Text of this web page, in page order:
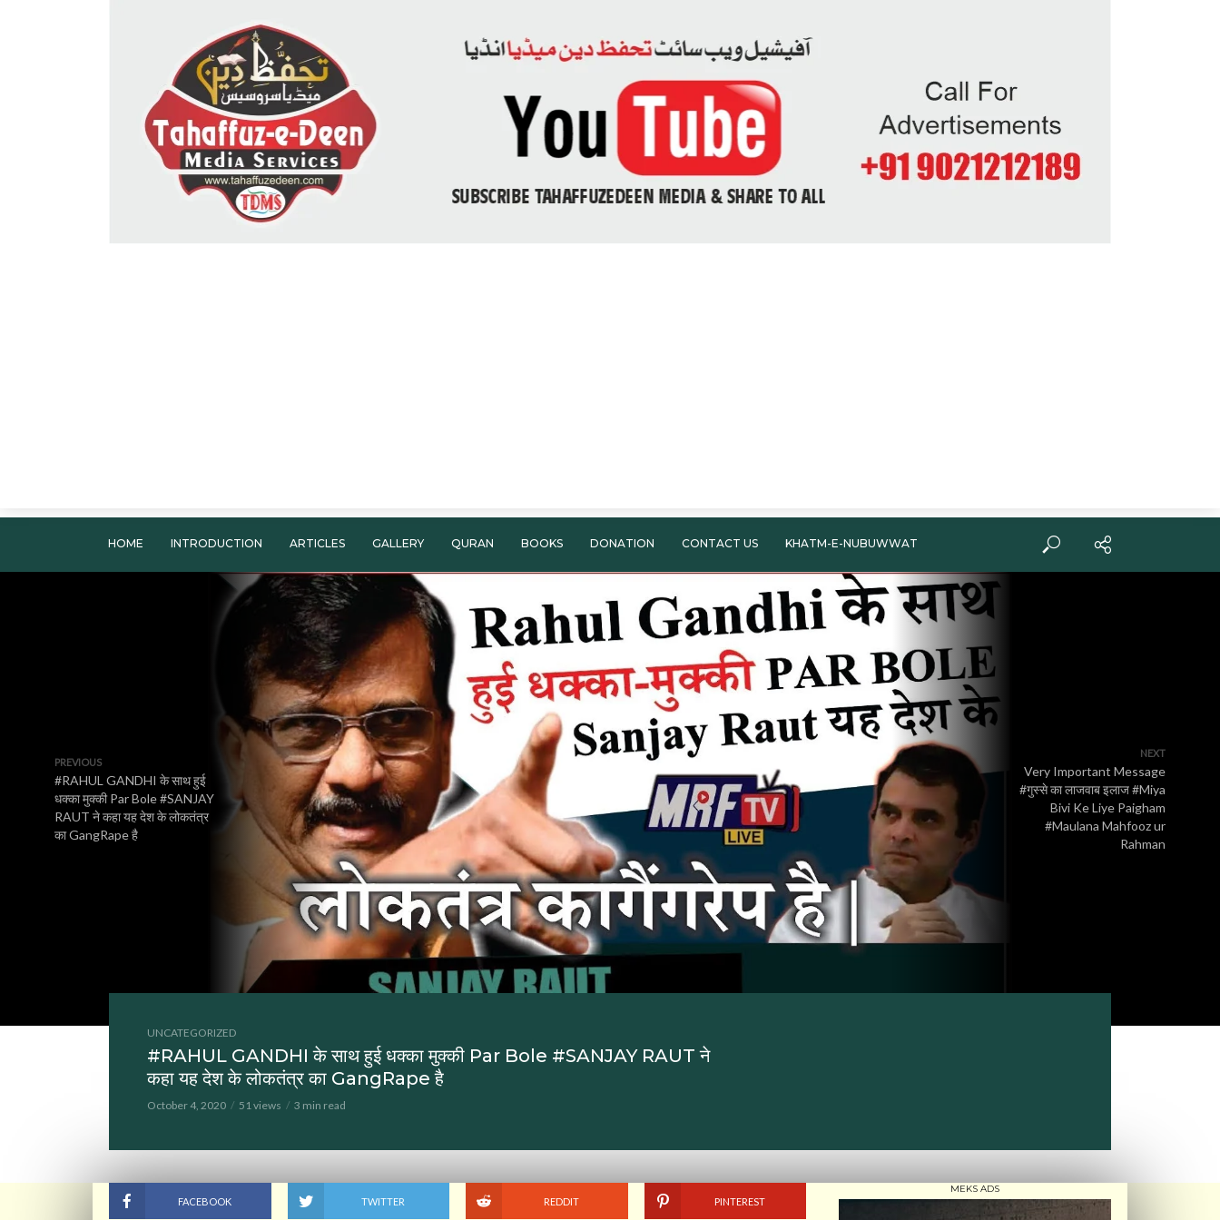
HOME INTRODUCTION ARTICLES GALLERY QURAN BOOKS DONATION CONTACT US KHATM-E-NUBUWWAT
PREVIOUS
#RAHUL GANDHI के साथ हुई
धक्का मुक्की Par Bole #SANJAY
RAUT ने कहा यह देश के लोकतंत्र
का GangRape है
NEXT
Very Important Message
#गुस्से का लाजवाब इलाज #Miya
Bivi Ke Liye Paigham
#Maulana Mahfooz ur
Rahman
UNCATEGORIZED
#RAHUL GANDHI के साथ हुई धक्का मुक्की Par Bole #SANJAY RAUT ने
कहा यह देश के लोकतंत्र का GangRape है
October 4, 2020 51 views 3 min read
FACEBOOK TWITTER REDDIT PINTEREST
MEKS ADS